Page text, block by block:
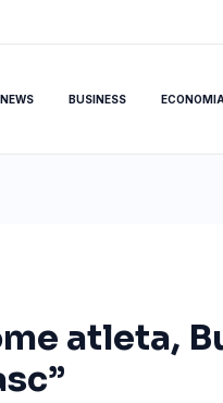
BUSINESS ECONOMIA
atleta,